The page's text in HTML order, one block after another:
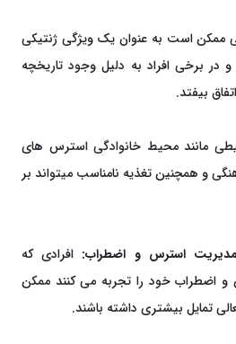
ممکن است به عنوان یک ویژگی ژنتیکی
و در برخی افراد به دلیل وجود تاریخچه
بیفتد.
مانند محیط خانوادگی استرس های
و همچنین تغذیه نامناسب میتواند بر
افرادی که
اضطراب خود را تجربه می کنند ممکن
تمایل بیشتری داشته باشند.